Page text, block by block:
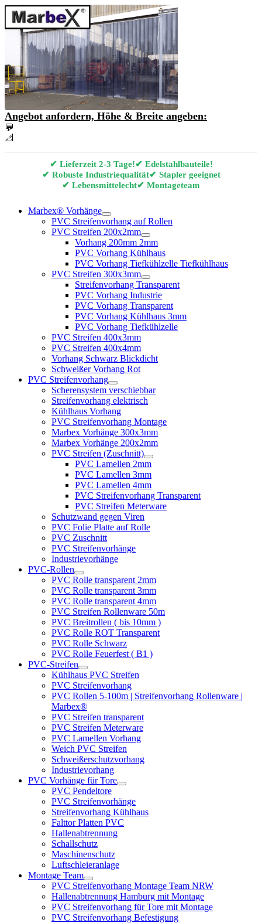
Angebot anfordern, Höhe & Breite angeben:
💬
📐
✔ Lieferzeit 2-3 Tage!✔ Edelstahlbauteile!
✔ Robuste Industriequalität✔ Stapler geeignet
✔ Lebensmittelecht✔ Montageteam
Marbex® Vorhänge
PVC Streifenvorhang auf Rollen
PVC Streifen 200x2mm
Vorhang 200mm 2mm
PVC Vorhang Kühlhaus
PVC Vorhang Tiefkühlzelle Tiefkühlhaus
PVC Streifen 300x3mm
Streifenvorhang Transparent
PVC Vorhang Industrie
PVC Vorhang Transparent
PVC Vorhang Kühlhaus 3mm
PVC Vorhang Tiefkühlzelle
PVC Streifen 400x3mm
PVC Streifen 400x4mm
Vorhang Schwarz Blickdicht
Schweißer Vorhang Rot
PVC Streifenvorhang
Scherensystem verschiebbar
Streifenvorhang elektrisch
Kühlhaus Vorhang
PVC Streifenvorhang Montage
Marbex Vorhänge 300x3mm
Marbex Vorhänge 200x2mm
PVC Streifen (Zuschnitt)
PVC Lamellen 2mm
PVC Lamellen 3mm
PVC Lamellen 4mm
PVC Streifenvorhang Transparent
PVC Streifen Meterware
Schutzwand gegen Viren
PVC Folie Platte auf Rolle
PVC Zuschnitt
PVC Streifenvorhänge
Industrievorhänge
PVC-Rollen
PVC Rolle transparent 2mm
PVC Rolle transparent 3mm
PVC Rolle transparent 4mm
PVC Streifen Rollenware 50m
PVC Breitrollen ( bis 10mm )
PVC Rolle ROT Transparent
PVC Rolle Schwarz
PVC Rolle Feuerfest ( B1 )
PVC-Streifen
Kühlhaus PVC Streifen
PVC Streifenvorhang
PVC Rollen 5-100m | Streifenvorhang Rollenware |
Marbex®
PVC Streifen transparent
PVC Streifen Meterware
PVC Lamellen Vorhang
Weich PVC Streifen
Schweißerschutzvorhang
Industrievorhang
PVC Vorhänge für Tore
PVC Pendeltore
PVC Streifenvorhänge
Streifenvorhang Kühlhaus
Falttor Platten PVC
Hallenabtrennung
Schallschutz
Maschinenschutz
Luftschleieranlage
Montage Team
PVC Streifenvorhang Montage Team NRW
Hallenabtrennung Hamburg mit Montage
PVC Streifenvorhang für Tore mit Montage
PVC Streifenvorhang Befestigung